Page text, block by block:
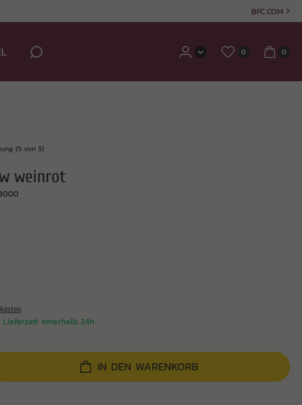
BFC.COM
0 0
(5 von 5)
weinrot
innerhalb 24h
IN DEN WARENKORB